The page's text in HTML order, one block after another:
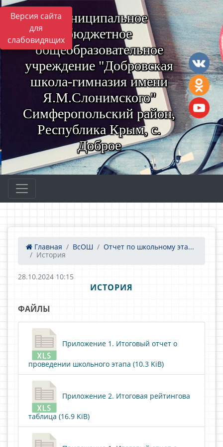
Версия сайта
для
слабовидящих
Муниципальное
бюджетное
общеобразовательное
учреждение "Добровская
школа-гимназия имени
Я.М.Слонимского"
Симферопольский район,
Республика Крым, с.
Доброе
Главная ВсОШ
Отчет по школьному эта...
История
28.10.2024 10:15
ИСТОРИЯ
ФАЙЛЫ
Приложение 1. Итоговый отчет о
проведении школьного этапа (10.3 KiB)
Приложение 2. Итоговая рейтингова
таблица (16.9 KiB)